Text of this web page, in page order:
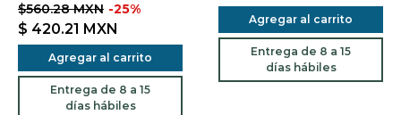
$560.28 MXN -25%
$ 420.21 MXN
Agregar al carrito
Entrega de 8 a 15
días hábiles
Agregar al carrito
Entrega de 8 a 15
días hábiles